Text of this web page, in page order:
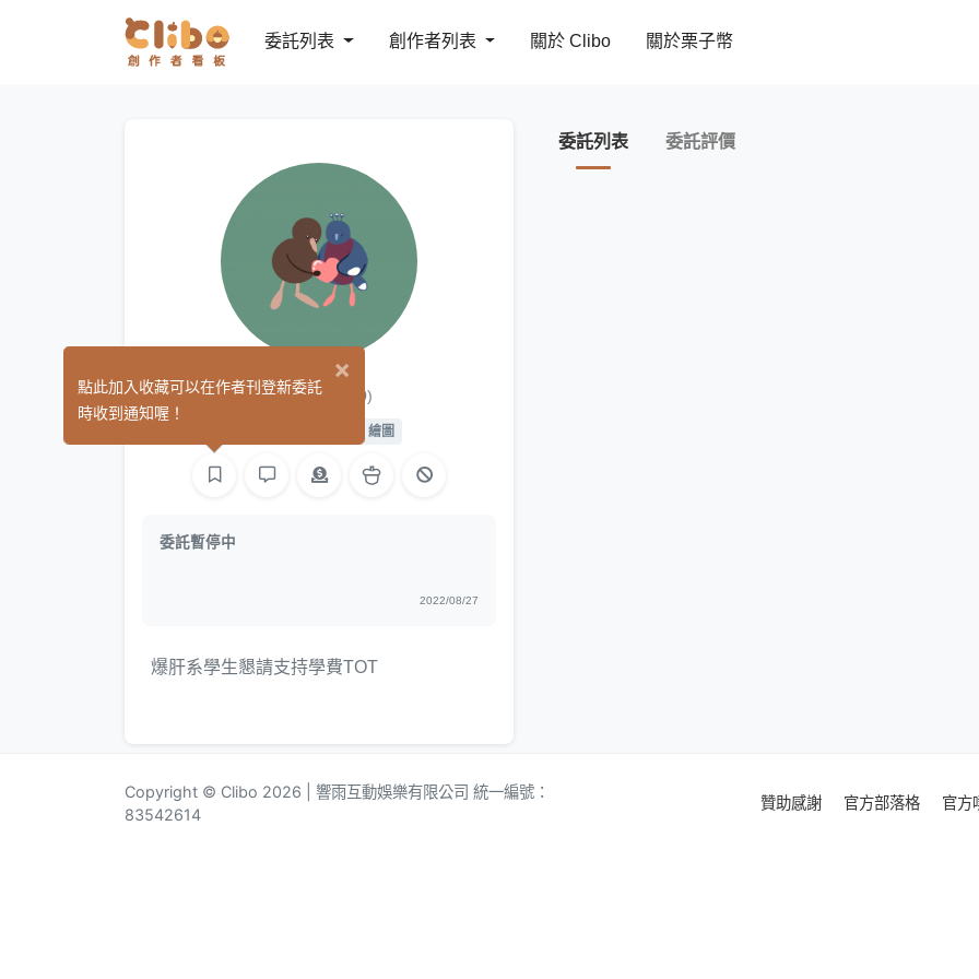
委託列表 創作者列表 關於 Clibo 關於栗子幣
伊里 (0)
繪圖
委託暫停中
2022/08/27
爆肝系學生懇請支持學費TOT
委託列表 委託評價
Copyright © Clibo 2026 | 響雨互動娛樂有限公司 統一編號：
83542614
贊助感謝 官方部落格 官方
×
點此加入收藏可以在作者刊登新委託
時收到通知喔！